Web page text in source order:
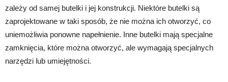
zależy od samej butelki i jej konstrukcji. Niektóre butelki są
zaprojektowane w taki sposób, że nie można ich otworzyć, co
uniemożliwia ponowne napełnienie. Inne butelki mają specjalne
zamknięcia, które można otworzyć, ale wymagają specjalnych
narzędzi lub umiejętności.